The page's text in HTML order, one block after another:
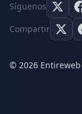
Síguenos
Compartir
© 2026 Entireweb